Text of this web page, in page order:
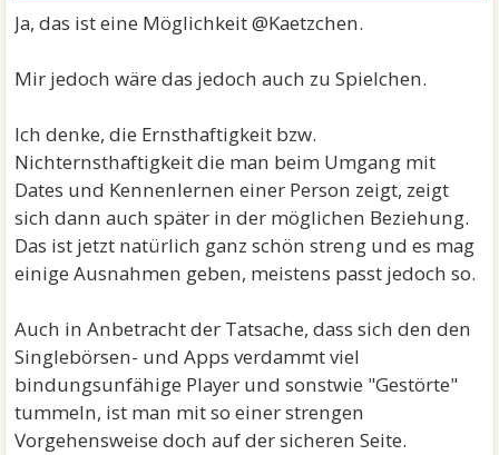
Ja, das ist eine Möglichkeit @Kaetzchen.
Mir jedoch wäre das jedoch auch zu Spielchen.
Ich denke, die Ernsthaftigkeit bzw.
Nichternsthaftigkeit die man beim Umgang mit
Dates und Kennenlernen einer Person zeigt, zeigt
sich dann auch später in der möglichen Beziehung.
Das ist jetzt natürlich ganz schön streng und es mag
einige Ausnahmen geben, meistens passt jedoch so.
Auch in Anbetracht der Tatsache, dass sich den den
Singlebörsen- und Apps verdammt viel
bindungsunfähige Player und sonstwie "Gestörte"
tummeln, ist man mit so einer strengen
Vorgehensweise doch auf der sicheren Seite.